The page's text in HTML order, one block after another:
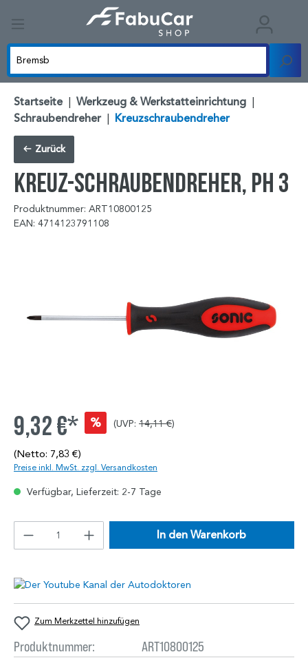
Startseite | Werkzeug & Werkstatteinrichtung |
Schraubendreher | Kreuzschraubendreher
Zurück
Kreuz-Schraubendreher, PH 3
Produktnummer: ART10800125
EAN: 4714123791108
9,32 €* % (UVP: 14,11 €)
(Netto: 7,83 €)
Preise inkl. MwSt. zzgl. Versandkosten
Verfügbar, Lieferzeit: 2-7 Tage
In den Warenkorb
Zum Merkzettel hinzufügen
Produktnummer:
ART10800125